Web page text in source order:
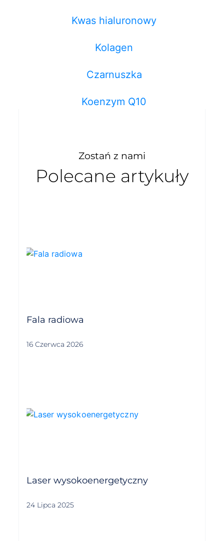
Kwas hialuronowy
Kolagen
Czarnuszka
Koenzym Q10
Zostań z nami
Polecane artykuły
Fala radiowa
16 Czerwca 2026
Laser wysokoenergetyczny
24 Lipca 2025